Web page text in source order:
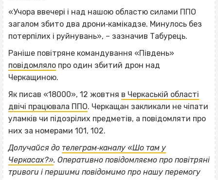
«Учора ввечері і над нашою областю силами ППО
загалом збито два дрони‐камікадзе. Минулось без
потерпілих і руйнувань», – зазначив Табурець.
Раніше повітряне командування «Південь»
повідомляло про один збитий дрон над
Черкащиною.
Як писав «18000», 12 жовтня в Черкаській області
двічі працювала ППО. Черкащан закликали не чіпати
уламків чи підозрілих предметів, а повідомляти про
них за номерами 101, 102.
Долучайся до телеграм‐каналу «Шо там у
Черкасах?». Оперативно повідомляємо про повітряні
тривоги і першими повідомимо про нашу перемогу
ВІСІМНАДЦЯТЬ ТРИ НУЛІ